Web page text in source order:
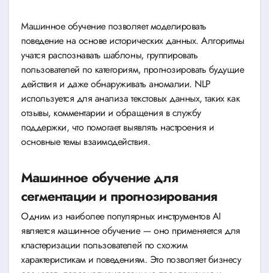
Машинное обучение позволяет моделировать
поведение на основе исторических данных. Алгоритмы
учатся распознавать шаблоны, группировать
пользователей по категориям, прогнозировать будущие
действия и даже обнаруживать аномалии. NLP
используется для анализа текстовых данных, таких как
отзывы, комментарии и обращения в службу
поддержки, что помогает выявлять настроения и
основные темы взаимодействия.
Машинное обучение для
сегментации и прогнозирования
Одним из наиболее популярных инструментов AI
является машинное обучение — оно применяется для
кластеризации пользователей по схожим
характеристикам и поведениям. Это позволяет бизнесу